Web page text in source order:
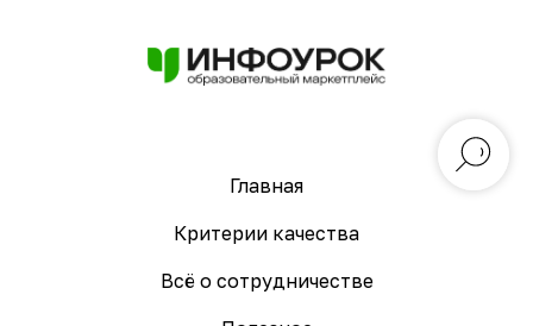
Главная
Критерии качества
Всё о сотрудничестве